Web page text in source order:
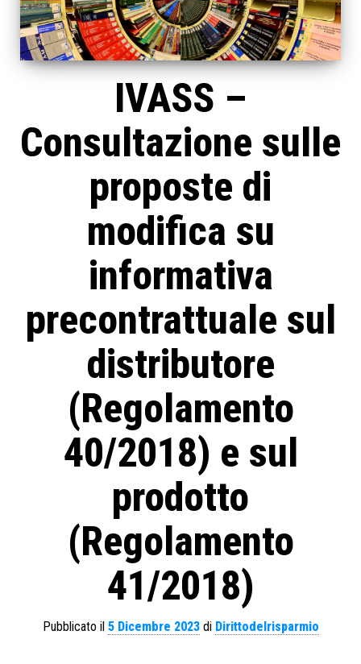
IVASS –
Consultazione sulle
proposte di
modifica su
informativa
precontrattuale sul
distributore
(Regolamento
40/2018) e sul
prodotto
(Regolamento
41/2018)
Pubblicato il 5 Dicembre 2023di Dirittodelrisparmio